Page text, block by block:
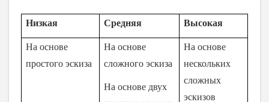
Низкая Средняя Высокая
На основе
простого эскиза
На основе
сложного эскиза
На основе двух
На основе
нескольких
сложных
эскизов